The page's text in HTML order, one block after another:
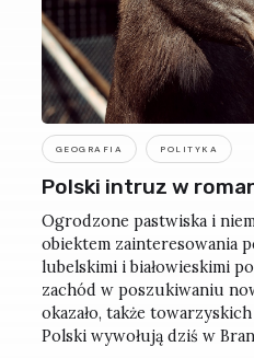
GEOGRAFIA POLITYKA
Polski intruz w
Ogrodzone pastwiska i
obiektem zainteresowania
lubelskimi i białowieskimi
zachód w poszukiwaniu
okazało, także
Polski wywołują dziś w